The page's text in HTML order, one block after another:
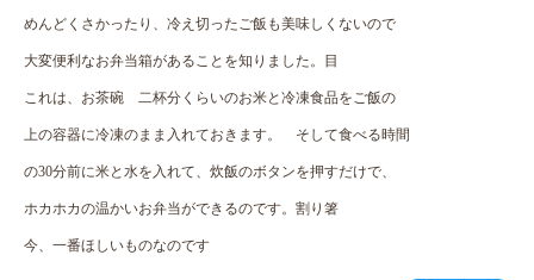
めんどくさかったり、冷え切ったご飯も美味しくないので
大変便利なお弁当箱があることを知りました。目
これは、お茶碗 二杯分くらいのお米と冷凍食品をご飯の
上の容器に冷凍のまま入れておきます。 そして食べる時間
の30分前に米と水を入れて、炊飯のボタンを押すだけで、
ホカホカの温かいお弁当ができるのです。割り箸
今、一番ほしいものなのです